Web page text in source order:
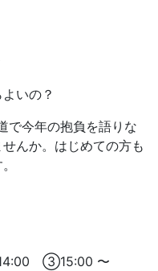
いの？
で今年の抱負を語りな
んか。はじめての方も
③15:00 〜